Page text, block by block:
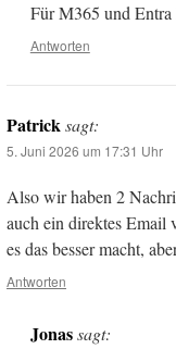
Für M365 und
Antworten
Patricksagt:
5. Juni 2026 um 17:31 Uhr
Also wir haben 2
auch ein direktes Email
es das besser macht,
Antworten
Jonas sagt: